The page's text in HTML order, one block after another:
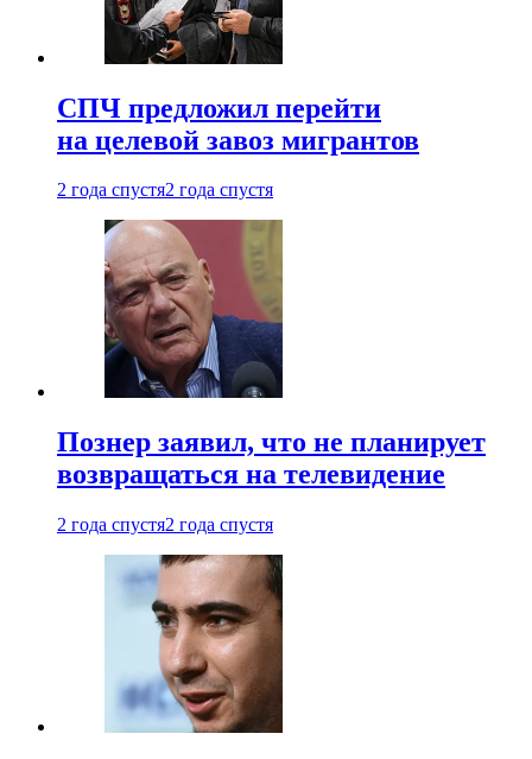
СПЧ предложил перейти
на целевой завоз мигрантов
2 года спустя2 года спустя
Познер заявил, что не планирует
возвращаться на телевидение
2 года спустя2 года спустя